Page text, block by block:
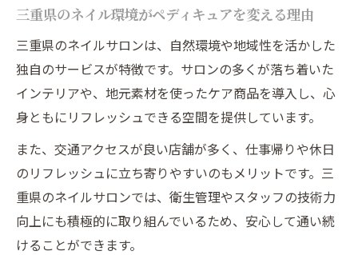
三重県のネイル環境がペディキュアを変える理由
三重県のネイルサロンは、自然環境や地域性を活かした
独自のサービスが特徴です。サロンの多くが落ち着いた
インテリアや、地元素材を使ったケア商品を導入し、心
身ともにリフレッシュできる空間を提供しています。
また、交通アクセスが良い店舗が多く、仕事帰りや休日
のリフレッシュに立ち寄りやすいのもメリットです。三
重県のネイルサロンでは、衛生管理やスタッフの技術力
向上にも積極的に取り組んでいるため、安心して通い続
けることができます。